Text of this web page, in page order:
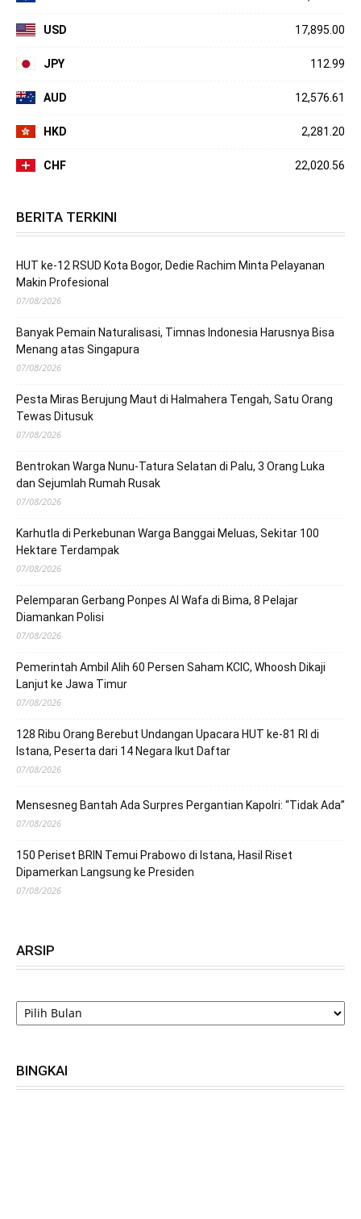
USD 17,895.00
JPY 112.99
AUD 12,576.61
HKD 2,281.20
CHF 22,020.56
BERITA TERKINI
HUT ke-12 RSUD Kota Bogor, Dedie Rachim Minta Pelayanan
Makin Profesional
07/08/2026
Banyak Pemain Naturalisasi, Timnas Indonesia Harusnya Bisa
Menang atas Singapura
07/08/2026
Pesta Miras Berujung Maut di Halmahera Tengah, Satu Orang
Tewas Ditusuk
07/08/2026
Bentrokan Warga Nunu-Tatura Selatan di Palu, 3 Orang Luka
dan Sejumlah Rumah Rusak
07/08/2026
Karhutla di Perkebunan Warga Banggai Meluas, Sekitar 100
Hektare Terdampak
07/08/2026
Pelemparan Gerbang Ponpes Al Wafa di Bima, 8 Pelajar
Diamankan Polisi
07/08/2026
Pemerintah Ambil Alih 60 Persen Saham KCIC, Whoosh Dikaji
Lanjut ke Jawa Timur
07/08/2026
128 Ribu Orang Berebut Undangan Upacara HUT ke-81 RI di
Istana, Peserta dari 14 Negara Ikut Daftar
07/08/2026
Mensesneg Bantah Ada Surpres Pergantian Kapolri: “Tidak Ada”
07/08/2026
150 Periset BRIN Temui Prabowo di Istana, Hasil Riset
Dipamerkan Langsung ke Presiden
07/08/2026
ARSIP
ARSIP
BINGKAI